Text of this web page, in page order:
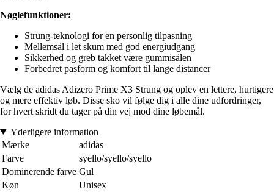
Nøglefunktioner:
Strung-teknologi for en personlig tilpasning
Mellemsål i let skum med god energiudgang
Sikkerhed og greb takket være gummisålen
Forbedret pasform og komfort til lange distancer
Vælg de adidas Adizero Prime X3 Strung og oplev en lettere, hurtigere
og mere effektiv løb. Disse sko vil følge dig i alle dine udfordringer,
for hvert skridt du tager på din vej mod dine løbemål.
Yderligere information
Mærke
adidas
Farve
syello/syello/syello
Dominerende farve Gul
Køn
Unisex